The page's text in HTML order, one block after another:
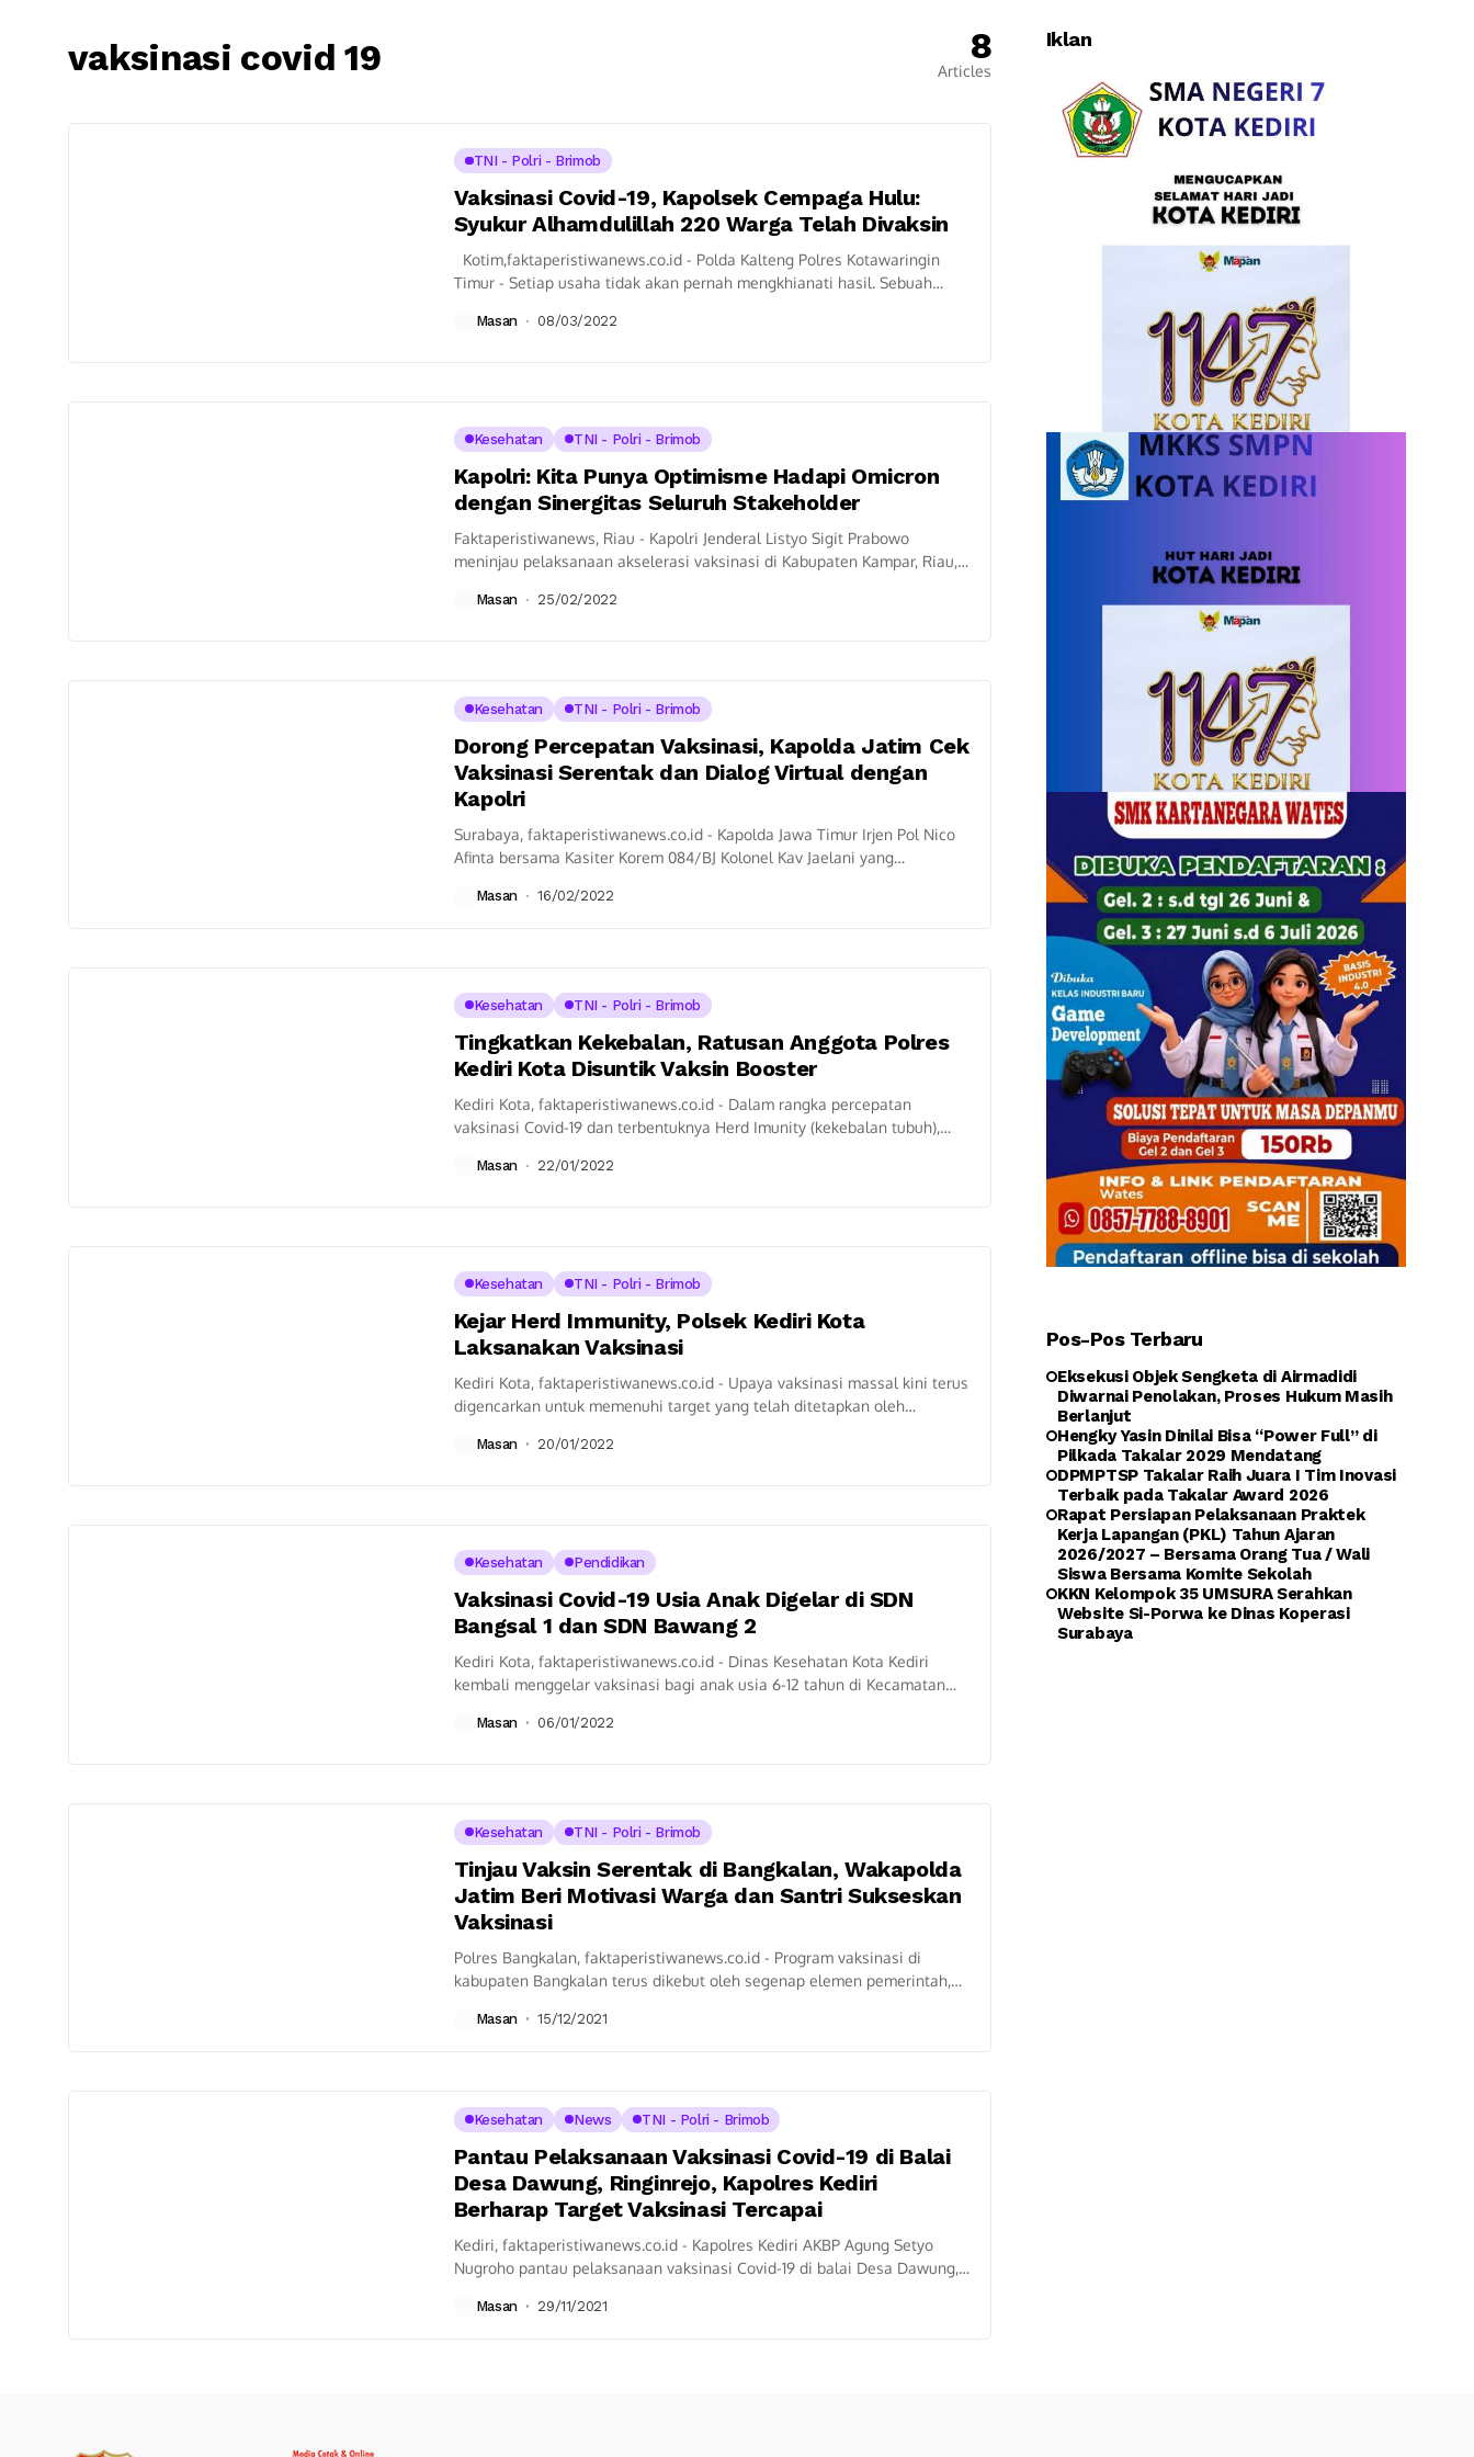
vaksinasi covid 19 8
Articles
TNI - Polri - Brimob
Vaksinasi Covid-19, Kapolsek Cempaga Hulu:
Syukur Alhamdulillah 220 Warga Telah Divaksin
Kotim,faktaperistiwanews.co.id - Polda Kalteng Polres Kotawaringin
Timur - Setiap usaha tidak akan pernah mengkhianati hasil. Sebuah
Masan 08/03/2022
Kesehatan TNI - Polri - Brimob
Kapolri: Kita Punya Optimisme Hadapi Omicron
dengan Sinergitas Seluruh Stakeholder
Faktaperistiwanews, Riau - Kapolri Jenderal Listyo Sigit Prabowo
meninjau pelaksanaan akselerasi vaksinasi di Kabupaten Kampar, Riau,
Masan 25/02/2022
Kesehatan TNI - Polri - Brimob
Dorong Percepatan Vaksinasi, Kapolda Jatim Cek
Vaksinasi Serentak dan Dialog Virtual dengan
Kapolri
Surabaya, faktaperistiwanews.co.id - Kapolda Jawa Timur Irjen Pol Nico
Afinta bersama Kasiter Korem 084/BJ Kolonel Kav Jaelani yang
Masan 16/02/2022
Kesehatan TNI - Polri - Brimob
Tingkatkan Kekebalan, Ratusan Anggota Polres
Kediri Kota Disuntik Vaksin Booster
Kediri Kota, faktaperistiwanews.co.id - Dalam rangka percepatan
vaksinasi Covid-19 dan terbentuknya Herd Imunity (kekebalan tubuh),
Masan 22/01/2022
Kesehatan TNI - Polri - Brimob
Kejar Herd Immunity, Polsek Kediri Kota
Laksanakan Vaksinasi
Kediri Kota, faktaperistiwanews.co.id - Upaya vaksinasi massal kini terus
digencarkan untuk memenuhi target yang telah ditetapkan oleh
Masan 20/01/2022
Kesehatan Pendidikan
Vaksinasi Covid-19 Usia Anak Digelar di SDN
Bangsal 1 dan SDN Bawang 2
Kediri Kota, faktaperistiwanews.co.id - Dinas Kesehatan Kota Kediri
kembali menggelar vaksinasi bagi anak usia 6-12 tahun di Kecamatan
Masan 06/01/2022
Kesehatan TNI - Polri - Brimob
Tinjau Vaksin Serentak di Bangkalan, Wakapolda
Jatim Beri Motivasi Warga dan Santri Sukseskan
Vaksinasi
Polres Bangkalan, faktaperistiwanews.co.id - Program vaksinasi di
kabupaten Bangkalan terus dikebut oleh segenap elemen pemerintah,
Masan 15/12/2021
Kesehatan News TNI - Polri - Brimob
Pantau Pelaksanaan Vaksinasi Covid-19 di Balai
Desa Dawung, Ringinrejo, Kapolres Kediri
Berharap Target Vaksinasi Tercapai
Kediri, faktaperistiwanews.co.id - Kapolres Kediri AKBP Agung Setyo
Nugroho pantau pelaksanaan vaksinasi Covid-19 di balai Desa Dawung,
Masan 29/11/2021
Iklan
Pos-Pos Terbaru
Eksekusi Objek Sengketa di Airmadidi
Diwarnai Penolakan, Proses Hukum Masih
Berlanjut
Hengky Yasin Dinilai Bisa “Power Full” di
Pilkada Takalar 2029 Mendatang
DPMPTSP Takalar Raih Juara I Tim Inovasi
Terbaik pada Takalar Award 2026
Rapat Persiapan Pelaksanaan Praktek
Kerja Lapangan (PKL) Tahun Ajaran
2026/2027 – Bersama Orang Tua / Wali
Siswa Bersama Komite Sekolah
KKN Kelompok 35 UMSURA Serahkan
Website Si-Porwa ke Dinas Koperasi
Surabaya